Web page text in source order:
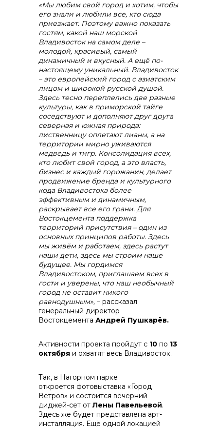
+7 (423) 234 50 50
info@vostokcement.ru
«Мы любим свой город и хотим, чтобы
его знали и любили все, кто сюда
приезжает. Поэтому важно показать
гостям, какой наш морской
Владивосток на самом деле –
молодой, красивый, самый
динамичный и вкусный. А ещё по-
настоящему уникальный. Владивосток
– это европейский город с азиатским
лицом и широкой русской душой.
Здесь тесно переплелись две разные
культуры, как в приморской тайге
соседствуют и дополняют друг друга
северная и южная природа:
лиственницу оплетают лианы, а на
территории мирно уживаются
медведь и тигр. Консолидация всех,
кто любит свой город, а это власть,
бизнес и каждый горожанин, делает
продвижение бренда и культурного
кода Владивостока более
эффективным и динамичным,
раскрывает все его грани. Для
Востокцемента поддержка
территорий присутствия – один из
основных принципов работы. Здесь
мы живём и работаем, здесь растут
наши дети, здесь мы строим наше
будущее. Мы гордимся
Владивостоком, приглашаем всех в
гости и уверены, что наш необычный
город не оставит никого
равнодушным», – рассказал
генеральный директор
Востокцемента Андрей Пушкарёв.
Активности проекта пройдут с 10 по 13
октября и охватят весь Владивосток.
Так, в Нагорном парке
откроется фотовыставка «Город
Ветров» и состоится вечерний
диджей-сет от Лены Павельевой.
Здесь же будет представлена арт-
инсталляция. Ещё одной локацией